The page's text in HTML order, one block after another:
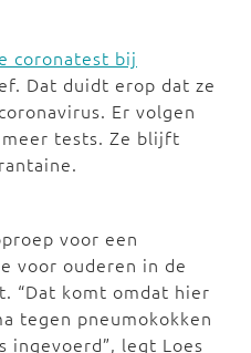
coronatest bij
Dat duidt erop dat ze
Er volgen
meer tests. Ze blijft
voor een
voor ouderen in de
“Dat komt omdat hier
tegen pneumokokken
ingevoerd”, legt Loes